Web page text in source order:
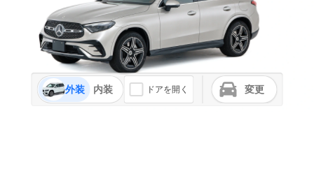
外装 内装 ドアを開く 変更